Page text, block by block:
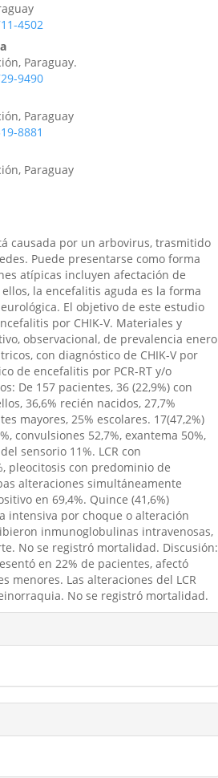
4502
Paraguay.
9490
Paraguay
8881
Paraguay
causada por un arbovirus, trasmitido
Puede presentarse como forma
atípicas incluyen afectación de
la encefalitis aguda es la forma
El objetivo de este estudio
por CHIK-V. Materiales y
observacional, de prevalencia enero
con diagnóstico de CHIK-V por
de encefalitis por PCR-RT y/o
De 157 pacientes, 36 (22,9%) con
36,6% recién nacidos, 27,7%
mayores, 25% escolares. 17(47,2%)
convulsiones 52,7%, exantema 50%,
sensorio 11%. LCR con
pleocitosis con predominio de
alteraciones simultáneamente
en 69,4%. Quince (41,6%)
intensiva por choque o alteración
inmunoglobulinas intravenosas,
No se registró mortalidad. Discusión:
en 22% de pacientes, afectó
menores. Las alteraciones del LCR
No se registró mortalidad.